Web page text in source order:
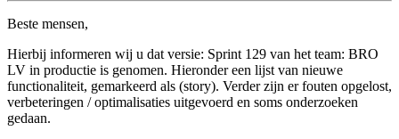
Beste mensen,
Hierbij informeren wij u dat versie: Sprint 129 van het team: BRO
LV in productie is genomen. Hieronder een lijst van nieuwe
functionaliteit, gemarkeerd als (story). Verder zijn er fouten opgelost,
verbeteringen / optimalisaties uitgevoerd en soms onderzoeken
gedaan.